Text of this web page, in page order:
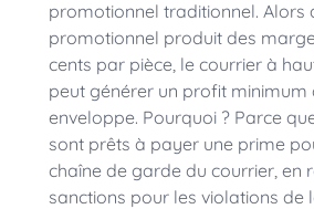
promotionnel traditionnel. Alors
promotionnel produit des
cents par pièce, le courrier à
peut générer un profit minimum
enveloppe. Pourquoi ? Parce
sont prêts à payer une prime
chaîne de garde du courrier, en
sanctions pour les violations de